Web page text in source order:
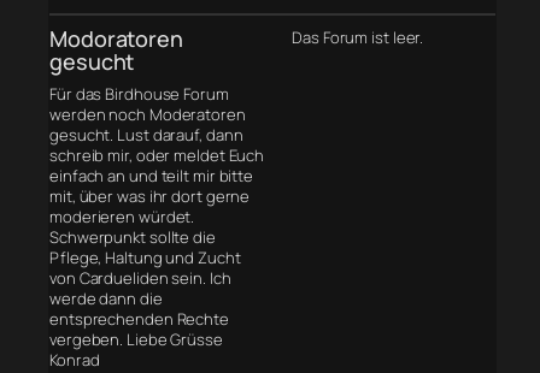
Modoratoren
gesucht
Für das Birdhouse Forum
werden noch Moderatoren
gesucht. Lust darauf, dann
schreib mir, oder meldet Euch
einfach an und teilt mir bitte
mit, über was ihr dort gerne
moderieren würdet.
Schwerpunkt sollte die
Pflege, Haltung und Zucht
von Cardueliden sein. Ich
werde dann die
entsprechenden Rechte
vergeben. Liebe Grüsse
Konrad
Das Forum ist leer.